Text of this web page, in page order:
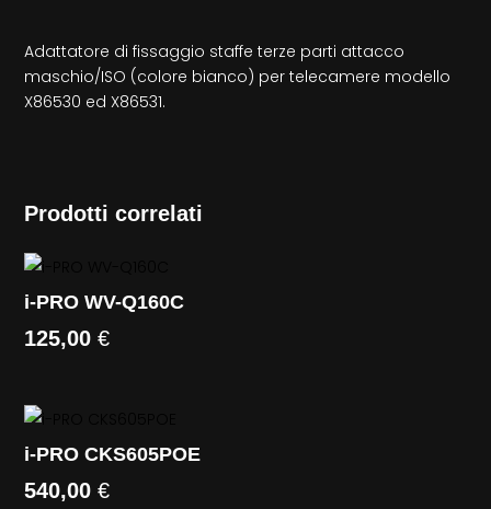
Adattatore di fissaggio staffe terze parti attacco
maschio/ISO (colore bianco) per telecamere modello
X86530 ed X86531.
Prodotti correlati
i-PRO WV-Q160C
125,00€
i-PRO CKS605POE
540,00€